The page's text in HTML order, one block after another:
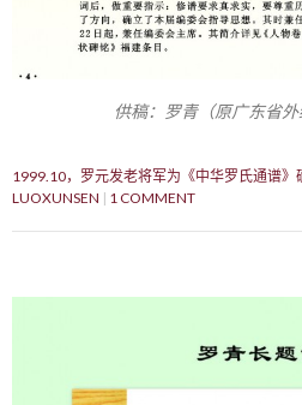
供稿：罗青（原广东省
1999.10，罗元发老将军为《中华罗氏通谱》
LUOXUNSEN
1 COMMENT